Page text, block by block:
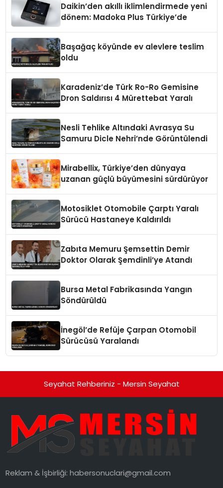
Daikin’den akıllı iklimlendirmede yeni
dönem: Madoka Plus Türkiye’de
Başağaç köyünde ev alevlere teslim
oldu
Karadeniz’de Türk Ro-Ro Gemisine
Dron Saldırısı 4 Mürettebat Yaralı
Nesli Tehlike Altındaki Avrasya Su
Samuru Dicle Nehri’nde Görüntülendi
Mirabellix, Türkiye’den dünyaya
uzanan güçlü büyümesini sürdürüyor
Motosiklet Otomobile Çarptı Yaralı
Sürücü Hastaneye Kaldırıldı
Zabıta Memuru Şemsettin Demir
Doktor Olarak Şemdinli’ye Atandı
Bursa Metal Fabrikasında Yangın
Söndürüldü
İnegöl’de Refüje Çarpan Otomobil
Sürücüsü Yaralandı
Seyahat Rehberiniz - Mersin Seyahat
Reklam & İşbirliği:habersonuclari@gmail.com